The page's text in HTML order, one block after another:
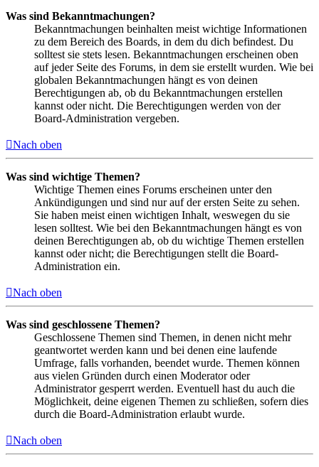
Was sind Bekanntmachungen?
Bekanntmachungen beinhalten meist wichtige Informationen
zu dem Bereich des Boards, in dem du dich befindest. Du
solltest sie stets lesen. Bekanntmachungen erscheinen oben
auf jeder Seite des Forums, in dem sie erstellt wurden. Wie bei
globalen Bekanntmachungen hängt es von deinen
Berechtigungen ab, ob du Bekanntmachungen erstellen
kannst oder nicht. Die Berechtigungen werden von der
Board-Administration vergeben.
Nach oben
Was sind wichtige Themen?
Wichtige Themen eines Forums erscheinen unter den
Ankündigungen und sind nur auf der ersten Seite zu sehen.
Sie haben meist einen wichtigen Inhalt, weswegen du sie
lesen solltest. Wie bei den Bekanntmachungen hängt es von
deinen Berechtigungen ab, ob du wichtige Themen erstellen
kannst oder nicht; die Berechtigungen stellt die Board-
Administration ein.
Nach oben
Was sind geschlossene Themen?
Geschlossene Themen sind Themen, in denen nicht mehr
geantwortet werden kann und bei denen eine laufende
Umfrage, falls vorhanden, beendet wurde. Themen können
aus vielen Gründen durch einen Moderator oder
Administrator gesperrt werden. Eventuell hast du auch die
Möglichkeit, deine eigenen Themen zu schließen, sofern dies
durch die Board-Administration erlaubt wurde.
Nach oben